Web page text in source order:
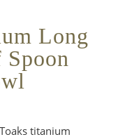
Long
titanium